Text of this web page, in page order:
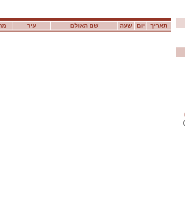
עיר שם האולם שעה יום תאריך